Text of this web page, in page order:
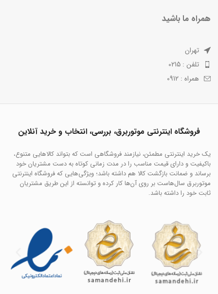
همراه ما باشید
تهران
تلفن : 0215
همراه : 0912
فروشگاه اینترنتی موتوربرق، بررسی، انتخاب و خرید آنلاین
یک خرید اینترنتی مطمئن، نیازمند فروشگاهی است که بتواند کالاهایی متنوع،
باکیفیت و دارای قیمت مناسب را در مدت زمانی کوتاه به دست مشتریان خود
برساند و ضمانت بازگشت کالا هم داشته باشد؛ ویژگی‌هایی که فروشگاه اینترنتی
موتوربرق سال‌هاست بر روی آن‌ها کار کرده و توانسته از این طریق مشتریان
ثابت خود را داشته باشد.